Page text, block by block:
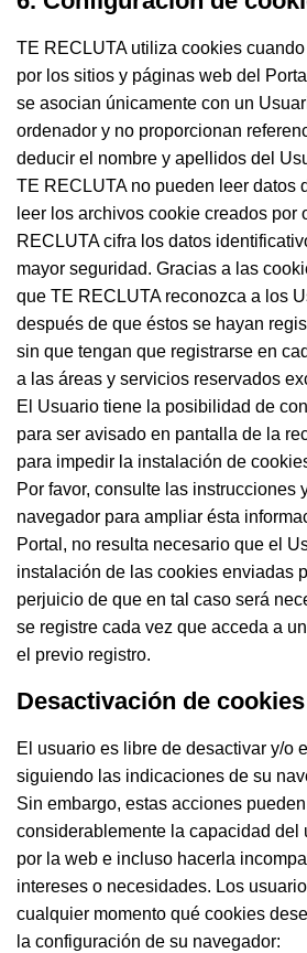
TE RECLUTA utiliza cookies
por los sitios y páginas web del
se asocian únicamente con un
ordenador y no proporcionan
deducir el nombre y apellidos del
TE RECLUTA no pueden leer datos
leer los archivos cookie creados por
RECLUTA cifra los datos
mayor seguridad. Gracias a las
que TE RECLUTA reconozca a los
después de que éstos se hayan
sin que tengan que registrarse en
a las áreas y servicios reservados
El Usuario tiene la posibilidad de
para ser avisado en pantalla de la
para impedir la instalación de
Por favor, consulte las instrucciones
navegador para ampliar ésta
Portal, no resulta necesario que el
instalación de las cookies enviadas
perjuicio de que en tal caso será
se registre cada vez que acceda a
el previo registro.
Desactivación de cookies
El usuario es libre de desactivar y/o
siguiendo las indicaciones de su
Sin embargo, estas acciones
considerablemente la capacidad del
por la web e incluso hacerla
intereses o necesidades. Los
cualquier momento qué cookies
la configuración de su navegador: